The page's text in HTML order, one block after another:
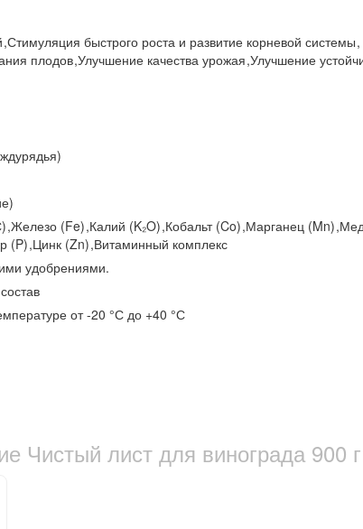
,Стимуляция быстрого роста и развитие корневой системы,
плодов,Улучшение качества урожая,Улучшение
,Железо (Fe),Калий (K₂O),Кобальт (Co),Марганец (Mn),
(P),Цинк (Zn),Витаминный комплекс
удобрениями.
от -20 °С до +40 °С
Чистый лист для винограда 900